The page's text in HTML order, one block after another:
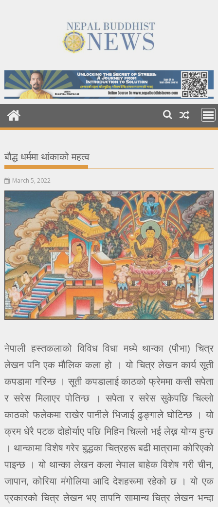
बौद्ध धर्ममा थांकाको महत्व
March 5, 2022
नेपाली हस्तकलाको विविध विधा मध्ये थान्का (पौभा) चित्र
लेखन पनि एक मौलिक कला हो । यो चित्र लेखन कार्य सूती
कपडामा गरिन्छ । सूती कपडालाई काठको फ्रेममा कसी सपेता
र सरेस मिलाएर पोतिन्छ । सपेता र सरेस सुकेपछि चिल्लो
काठको फलेकमा राखेर पानीले भिजाई ढुङ्गाले घोटिन्छ । यो
क्रम धेरै पटक दोहोर्याए पछि मिहिन चिल्लो भई लेख्न योग्य हुन्छ
। थान्कामा विशेष गरेर बुद्धका चित्रहरू बढी मात्रामा कोरिएको
पाइन्छ । यो थान्का लेखन कला नेपाल बाहेक विशेष गरी चीन,
जापान, कोरिया मंगोलिया आदि देशहरूमा रहेको छ । यो एक
प्रकारको चित्र लेखन भए तापनि सामान्य चित्र लेखन भन्दा